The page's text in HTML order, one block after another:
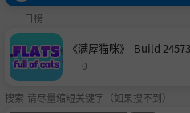
日榜
《满屋猫咪》-Build
0
搜索-请尽量缩短关键字（如果搜不到）